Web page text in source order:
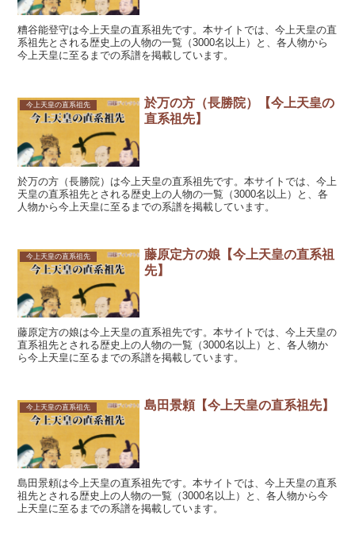
糟谷能登守は今上天皇の直系祖先です。本サイトでは、今上天皇の直
系祖先とされる歴史上の人物の一覧（3000名以上）と、各人物から
今上天皇に至るまでの系譜を掲載しています。
今上天皇の直系祖先
於万の方（長勝院）【今上天皇の
直系祖先】
於万の方（長勝院）は今上天皇の直系祖先です。本サイトでは、今上
天皇の直系祖先とされる歴史上の人物の一覧（3000名以上）と、各
人物から今上天皇に至るまでの系譜を掲載しています。
今上天皇の直系祖先
藤原定方の娘【今上天皇の直系祖
先】
藤原定方の娘は今上天皇の直系祖先です。本サイトでは、今上天皇の
直系祖先とされる歴史上の人物の一覧（3000名以上）と、各人物か
ら今上天皇に至るまでの系譜を掲載しています。
今上天皇の直系祖先 島田景頼【今上天皇の直系祖先】
島田景頼は今上天皇の直系祖先です。本サイトでは、今上天皇の直系
祖先とされる歴史上の人物の一覧（3000名以上）と、各人物から今
上天皇に至るまでの系譜を掲載しています。